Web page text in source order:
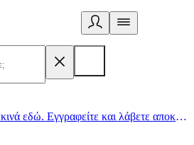
Ο υγιεινός τρόπος ζωής ξεκινά εδώ. Εγγραφείτε και λάβετε αποκλειστικές προσφορές